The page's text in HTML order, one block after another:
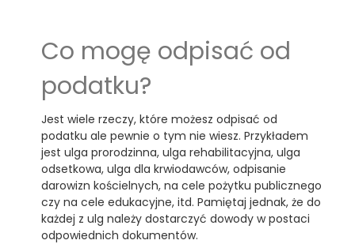
Co mogę odpisać od
podatku?
Jest wiele rzeczy, które możesz odpisać od
podatku ale pewnie o tym nie wiesz. Przykładem
jest ulga prorodzinna, ulga rehabilitacyjna, ulga
odsetkowa, ulga dla krwiodawców, odpisanie
darowizn kościelnych, na cele pożytku publicznego
czy na cele edukacyjne, itd. Pamiętaj jednak, że do
każdej z ulg należy dostarczyć dowody w postaci
odpowiednich dokumentów.